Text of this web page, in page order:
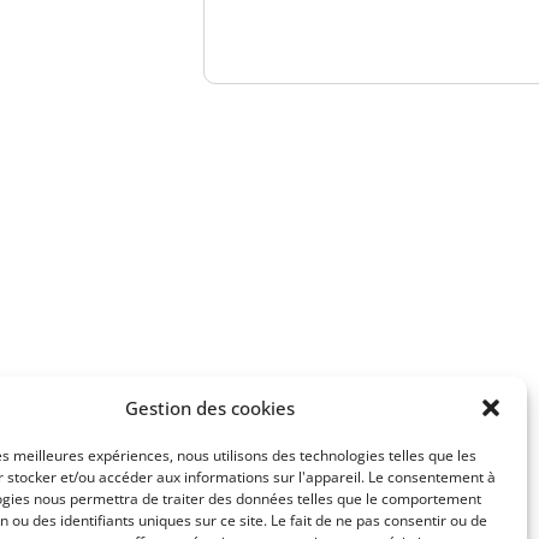
Gestion des cookies
meilleures expériences, nous utilisons des technologies telles que les
stocker et/ou accéder aux informations sur l'appareil. Le consentement à
nous permettra de traiter des données telles que le comportement
ou des identifiants uniques sur ce site. Le fait de ne pas consentir ou de
vos contrats
par nos équipes